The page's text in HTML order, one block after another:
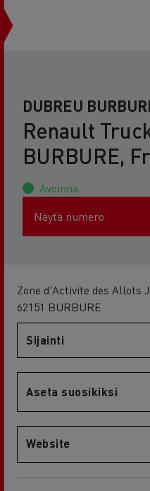
DUBREU
Renault
BURBURE,
Avoinna
Näytä numero
Zone d'Activite des Allots
62151 BURBURE
Sijainti
Aseta suosikiksi
Website